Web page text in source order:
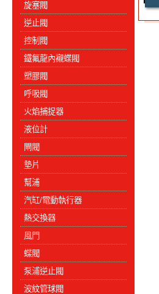
旋塞閥
逆止閥
控制閥
鐵氟龍內襯蝶閥
塑膠閥
呼吸閥
火焰捕捉器
液位計
閘閥
墊片
幫浦
汽缸/電動執行器
熱交換器
風門
蝶閥
泵浦逆止閥
波紋管球閥